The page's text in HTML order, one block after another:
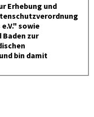
Erhebung und
sowie
Baden zur
bin damit